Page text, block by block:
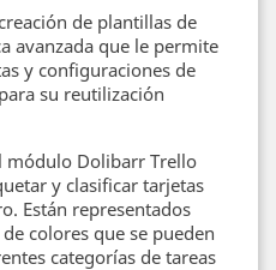
de plantillas de
avanzada que le permite
y configuraciones de
su reutilización
módulo Dolibarr Trello
y clasificar tarjetas
Están representados
colores que se pueden
categorías de tareas